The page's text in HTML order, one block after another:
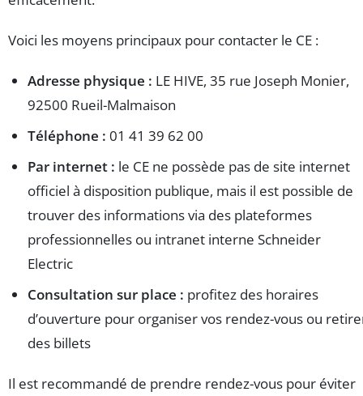
Voici les moyens principaux pour contacter le CE :
Adresse physique : LE HIVE, 35 rue Joseph Monier,
92500 Rueil-Malmaison
Téléphone : 01 41 39 62 00
Par internet : le CE ne possède pas de site internet
officiel à disposition publique, mais il est possible de
trouver des informations via des plateformes
professionnelles ou intranet interne Schneider
Electric
Consultation sur place : profitez des horaires
d’ouverture pour organiser vos rendez-vous ou
des billets
Il est recommandé de prendre rendez-vous pour éviter